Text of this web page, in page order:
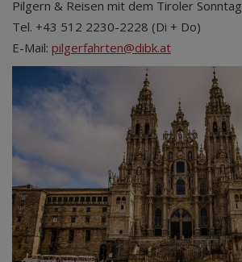
Pilgern & Reisen mit dem Tiroler Sonntag
Tel. +43 512 2230-2228 (Di + Do)
E-Mail: pilgerfahrten@dibk.at